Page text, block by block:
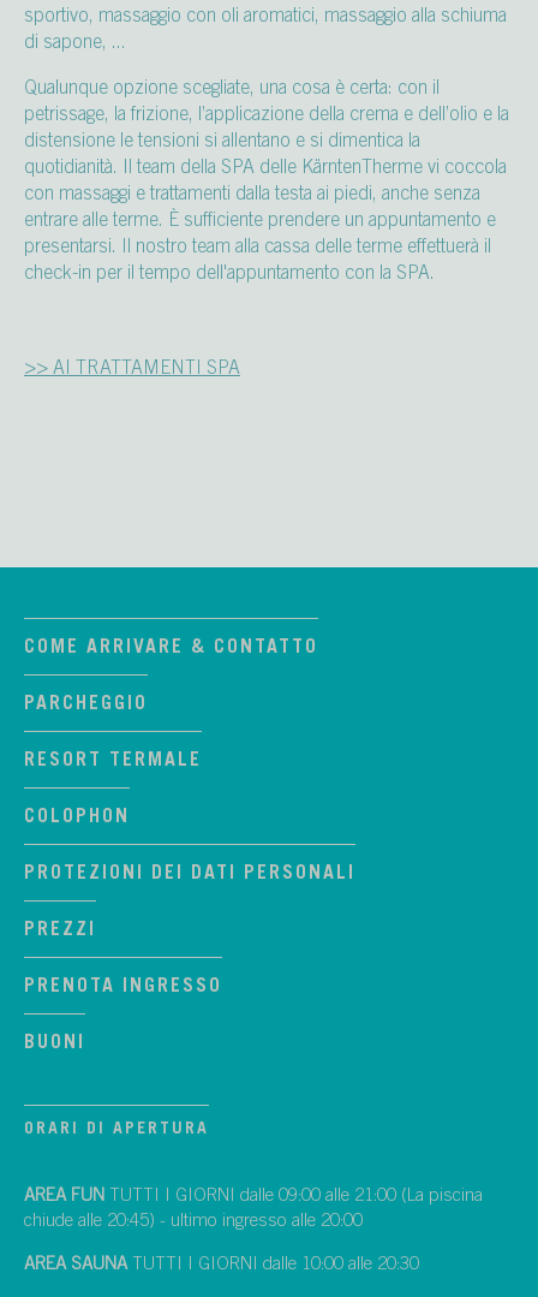
sportivo, massaggio con oli aromatici, massaggio alla schiuma
di sapone, ...
Qualunque opzione scegliate, una cosa è certa: con il
petrissage, la frizione, l’applicazione della crema e dell’olio e la
distensione le tensioni si allentano e si dimentica la
quotidianità. Il team della SPA delle KärntenTherme vi coccola
con massaggi e trattamenti dalla testa ai piedi, anche senza
entrare alle terme. È sufficiente prendere un appuntamento e
presentarsi. Il nostro team alla cassa delle terme effettuerà il
check-in per il tempo dell'appuntamento con la SPA.
>> AI TRATTAMENTI SPA
COME ARRIVARE & CONTATTO
PARCHEGGIO
RESORT TERMALE
COLOPHON
PROTEZIONI DEI DATI PERSONALI
PREZZI
PRENOTA INGRESSO
BUONI
ORARI DI APERTURA
AREA FUN
TUTTI I GIORNI dalle 09:00 alle 21:00 (La piscina
chiude alle 20:45) - ultimo ingresso alle 20:00
AREA SAUNATUTTI I GIORNI dalle 10:00 alle 20:30